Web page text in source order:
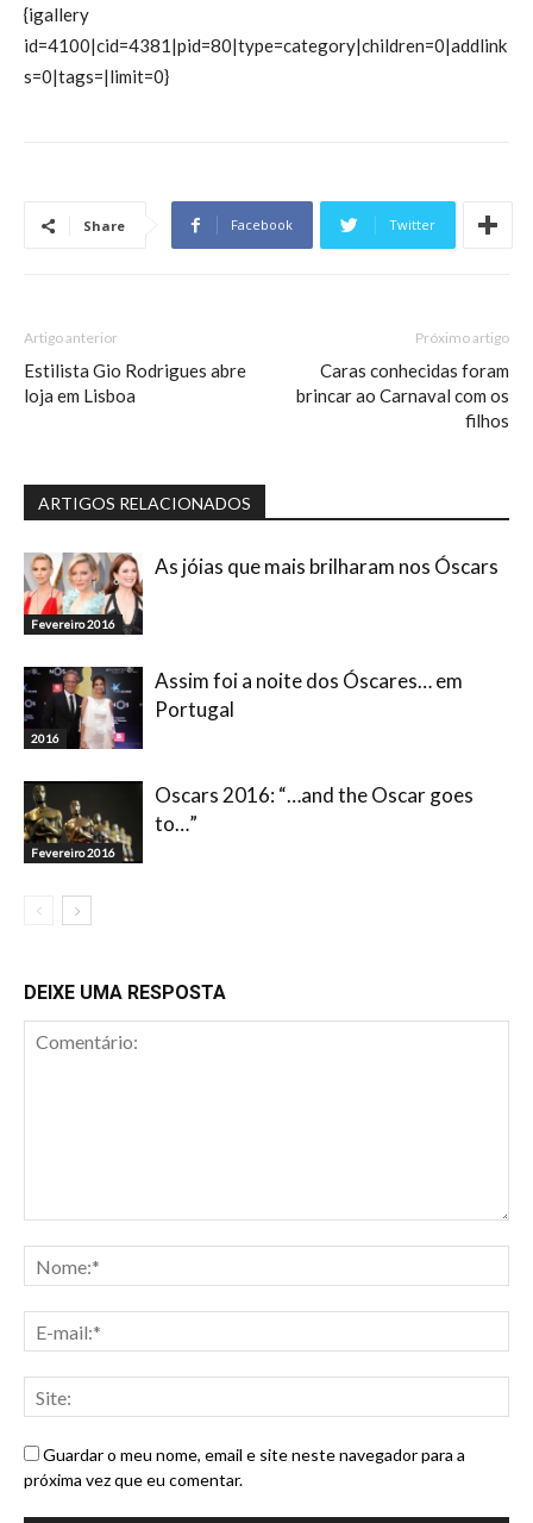
{igallery
id=4100|cid=4381|pid=80|type=category|children=0|addlink
s=0|tags=|limit=0}
Share Facebook Twitter
Artigo anterior
Estilista Gio Rodrigues abre
loja em Lisboa
Próximo artigo
Caras conhecidas foram
brincar ao Carnaval com os
filhos
ARTIGOS RELACIONADOS
Fevereiro 2016
As jóias que mais brilharam nos Óscars
2016
Assim foi a noite dos Óscares… em
Portugal
Fevereiro 2016
Oscars 2016: “…and the Oscar goes
to…”
DEIXE UMA RESPOSTA
Guardar o meu nome, email e site neste navegador para a
próxima vez que eu comentar.